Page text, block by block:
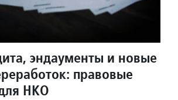
эндаументы и новые
правовые
НКО